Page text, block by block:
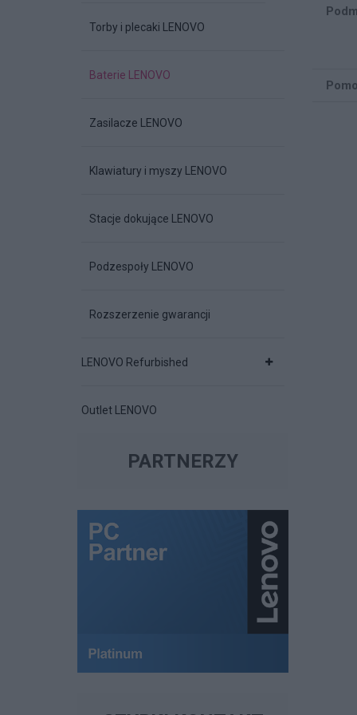
Torby i plecaki LENOVO
Baterie LENOVO
Zasilacze LENOVO
Klawiatury i myszy LENOVO
Stacje dokujące LENOVO
Podzespoły LENOVO
Rozszerzenie gwarancji
LENOVO Refurbished
Outlet LENOVO
PARTNERZY